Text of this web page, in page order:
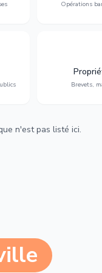
Opérations
Brevets,
Protection
marques,
n'est pas listé ici.